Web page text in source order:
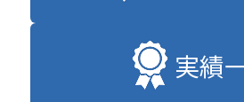
実績